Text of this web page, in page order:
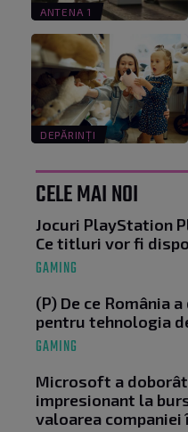
ANTENA 1
DEPĂRINȚI
CELE MAI NOI
Jocuri PlayStation
Ce titluri vor fi
GAMING
(P) De ce România
pentru tehnologia
GAMING
Microsoft a
impresionant la
valoarea